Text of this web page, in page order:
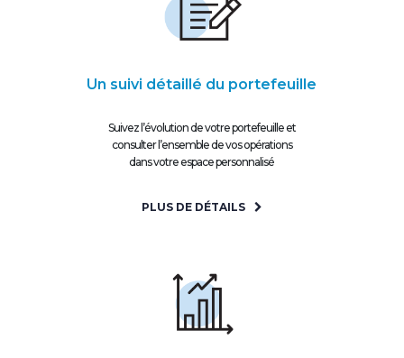
Un suivi détaillé du portefeuille
Suivez l’évolution de votre portefeuille et
consulter l’ensemble de vos opérations
dans votre espace personnalisé
PLUS DE DÉTAILS